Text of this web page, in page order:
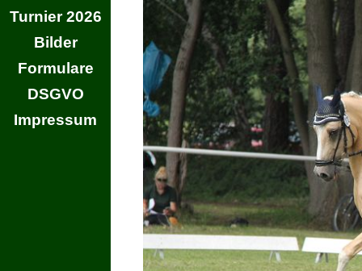
Turnier 2026
Bilder
Formulare
DSGVO
Impressum